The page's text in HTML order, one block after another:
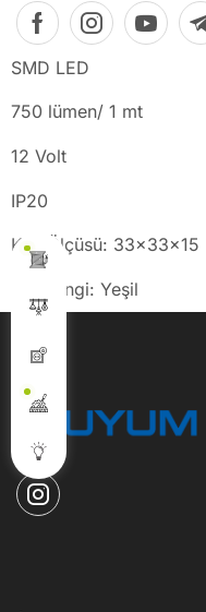
SMD LED
750 lümen/ 1 mt
12 Volt
IP20
Koli Ölçüsü: 33x33x15
Işık Rengi: Yeşil